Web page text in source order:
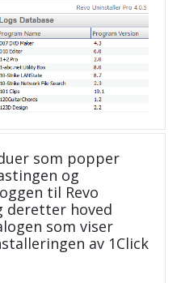
som popper
og
til Revo
deretter hoved
som viser
av 1Click